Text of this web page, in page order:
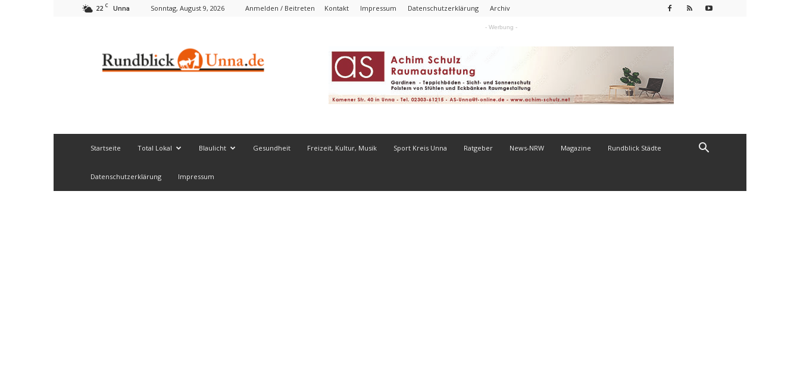
22 C Unna Sonntag, August 9, 2026 Anmelden / Beitreten Kontakt Impressum Datenschutzerklärung Archiv
- Werbung -
Startseite Total Lokal Blaulicht Gesundheit Freizeit, Kultur, Musik Sport Kreis Unna Ratgeber News-NRW Magazine Rundblick Städte
Datenschutzerklärung Impressum